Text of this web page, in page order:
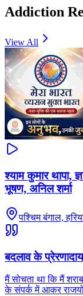
Addiction
View All
श्याम कुमार थापा,
भूषण, अनिल शर्मा
पश्चिम बंगाल,
बदलाव के
मैं सोचता था कि मैं
के संपर्क में आकर